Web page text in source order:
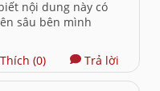
nội dung này có
sâu bên mình
Thích (0) Trả lời